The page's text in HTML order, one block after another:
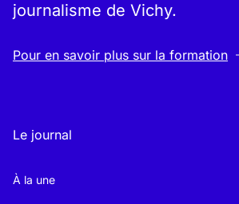
journalisme de Vichy.
Pour en savoir plus sur la formation
Le journal
À la une